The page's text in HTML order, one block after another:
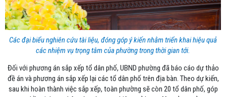
Các đại biểu nghiên cứu tài liệu, đóng góp ý kiến nhằm triển khai hiệu quả
các nhiệm vụ trọng tâm của phường trong thời gian tới.
Đối với phương án sắp xếp tổ dân phố, UBND phường đã báo cáo dự thảo
đề án và phương án sắp xếp lại các tổ dân phố trên địa bàn. Theo dự kiến,
sau khi hoàn thành việc sắp xếp, toàn phường sẽ còn 20 tổ dân phố, góp